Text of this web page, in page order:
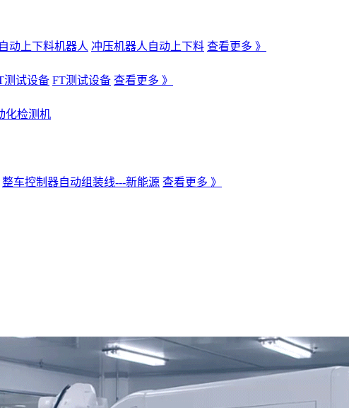
动上下料机器人 冲压机器人自动上下料 查看更多 》
测试设备 FT测试设备 查看更多 》
化检测机
整车控制器自动组装线---新能源 查看更多 》